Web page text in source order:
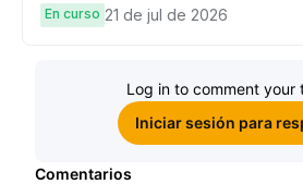
una Cybertruck.
En curso 21 de jul de 2026
Log in to comment your
Iniciar sesión para
Comentarios